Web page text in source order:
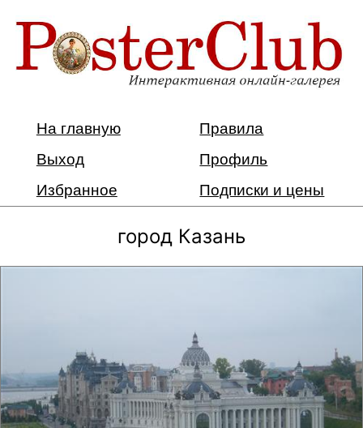
На главную
Правила
Выход
Профиль
Избранное
Подписки и цены
город Казань